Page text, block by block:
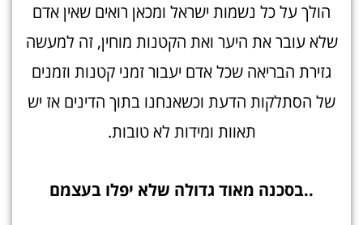
הולך על כל נשמות ישראל ומכאן רואים שאין אדם
שלא עובר את היער ואת הקטנות מוחין, זה למעשה
גזירת הבריאה שכל אדם יעבור זמני קטנות וזמנים
של הסתלקות הדעת וכשאנחנו בתוך הדינים אז יש
תאוות ומידות לא טובות.
..בסכנה מאוד גדולה שלא יפלו בעצמם